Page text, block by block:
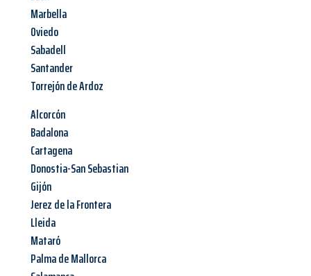
Marbella
Oviedo
Sabadell
Santander
Torrejón de Ardoz
Alcorcón
Badalona
Cartagena
Donostia-San Sebastian
Gijón
Jerez de la Frontera
Lleida
Mataró
Palma de Mallorca